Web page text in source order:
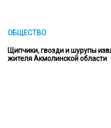
ОБЩЕСТВО
Щипчики, гвозди и шурупы
жителя Акмолинской области